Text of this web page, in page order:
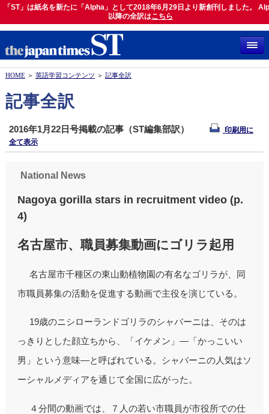
「ST」は紙名を新たに「Alpha」として2018年6月29日より新創刊しました。
以降の全訳はこちら
「ST」は紙名を新たに「Alpha」として2018年6月29日より新創刊しました。
以降の全訳はこちら
HOME＞ 英語学習コンテンツ ＞ 記事全訳
記事全訳
2016年1月22日号掲載の記事（ST編集部訳）
印刷用に
全て表示
National News
Nagoya gorilla stars in recruitment video (p.
4)
名古屋市、職員募集動画にゴリラ起用
名古屋市千種区の東山動植物園の有名なゴリラが、同
市職員募集の活動を促進する動画で主役を演じている。
19歳のニシローランドゴリラのシャバーニは、そのは
っきりとした顔立ちから、「イケメン」―「かっこいい
男」という意味―と呼ばれている。シャバーニの人気はソ
ーシャルメディアを通じて全国に広がった。
４分間の動画では、７人の若い市職員が市役所での仕